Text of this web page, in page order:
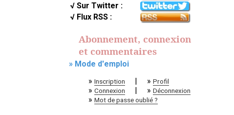
√ Sur Twitter :
√ Flux RSS :
Abonnement, connexion
et commentaires
» Mode d'emploi
» Inscription » Profil
» Connexion » Déconnexion
» Mot de passe oublié ?